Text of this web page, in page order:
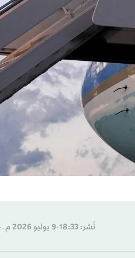
نُشر: 18:33-9 يوليو 2026 م ـ 24 مُحرَّم 1448 هـ